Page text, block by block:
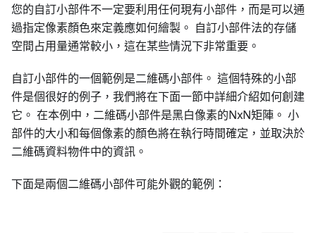
您的自訂小部件不一定要利用任何現有小部件，而是可以通
過指定像素顏色來定義應如何繪製。 自訂小部件法的存儲
空間占用量通常較小，這在某些情況下非常重要。
自訂小部件的一個範例是二維碼小部件。 這個特殊的小部
件是個很好的例子，我們將在下面一節中詳細介紹如何創建
它。 在本例中，二維碼小部件是黑白像素的NxN矩陣。 小
部件的大小和每個像素的顏色將在執行時間確定，並取決於
二維碼資料物件中的資訊。
下面是兩個二維碼小部件可能外觀的範例：